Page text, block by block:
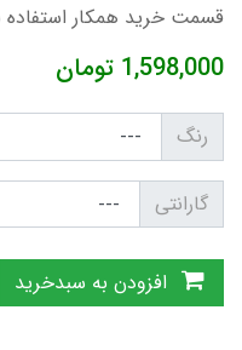
قسمت خرید همکار استفاده
1,598,000 تومان
رنگ
گارانتی